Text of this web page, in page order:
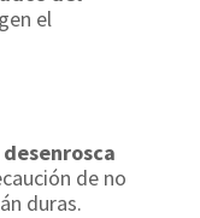
el
desenrosca
de no
duras.